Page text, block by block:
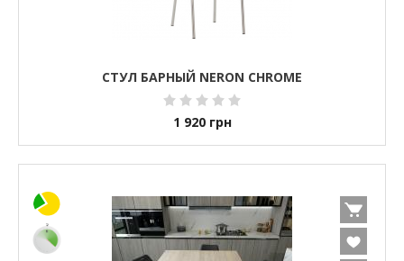
СТУЛ БАРНЫЙ NERON CHROME
1 920 грн